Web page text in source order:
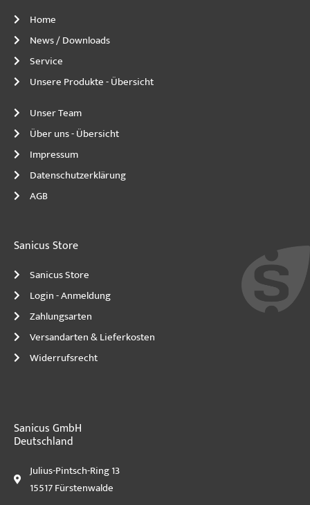
Home
News / Downloads
Service
Unsere Produkte - Übersicht
Unser Team
Über uns - Übersicht
Impressum
Datenschutzerklärung
AGB
Sanicus Store
Sanicus Store
Login - Anmeldung
Zahlungsarten
Versandarten & Lieferkosten
Widerrufsrecht
Sanicus GmbH
Deutschland
Julius-Pintsch-Ring 13
15517 Fürstenwalde